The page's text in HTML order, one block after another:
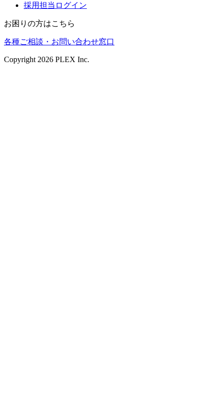
採用担当ログイン
お困りの方はこちら
各種ご相談・お問い合わせ窓口
Copyright 2026 PLEX Inc.